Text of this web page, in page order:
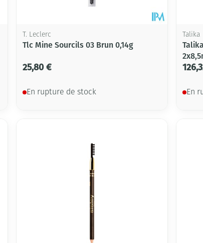
T. Leclerc
Tlc Mine Sourcils 03 Brun 0,14g
25,80 €
En rupture de stock
Talika
En